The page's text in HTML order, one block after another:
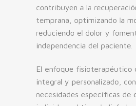
contribuyen a la
temprana, optimizando la
reduciendo el dolor y
independencia del paciente.
El enfoque fisioterapéutico
integral y personalizado,
necesidades específicas de